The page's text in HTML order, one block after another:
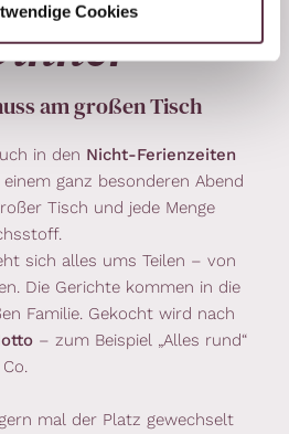
Cookies
am großen Tisch
in den Nicht-Ferienzeiten
ganz besonderen Abend
Tisch und jede Menge
sich alles ums Teilen – von
Die Gerichte kommen in die
Familie. Gekocht wird nach
– zum Beispiel „Alles rund“
mal der Platz gewechselt